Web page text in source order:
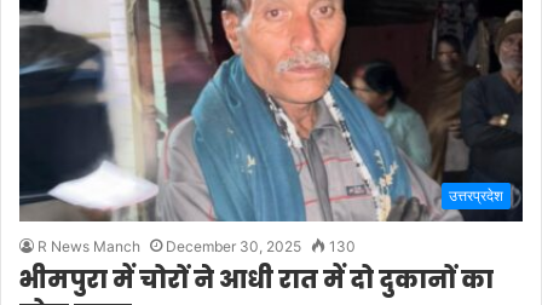
उत्तरप्रदेश
R News Manch December 30, 2025 130
भीमपुरा में चोरों ने आधी रात में दो दुकानों का